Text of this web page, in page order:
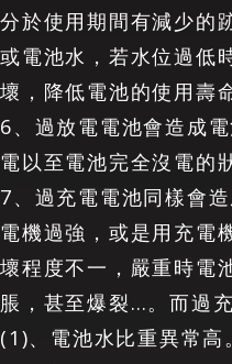
分於使用期間有減少的
或電池水，若水位過低
壞，降低電池的使用壽命
6、過放電電池會造成
電以至電池完全沒電的
7、過充電電池同樣會
電機過強，或是用充電
壞程度不一，嚴重時電
脹，甚至爆裂…。而過
(1)、電池水比重異常高